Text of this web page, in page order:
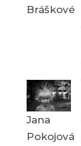
Bráškové
Jana
Pokojová